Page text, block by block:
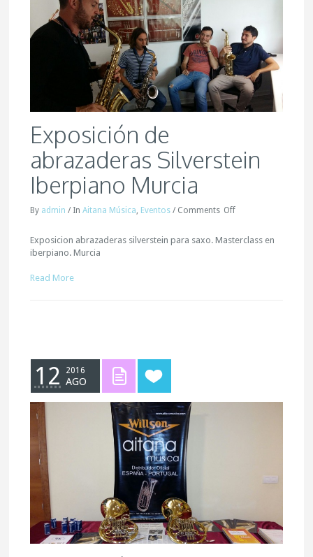
Exposición de
abrazaderas Silverstein
Iberpiano Murcia
By admin / InAitana Música, Eventos / Comments Off
Exposicion abrazaderas silverstein para saxo. Masterclass en
iberpiano. Murcia
Read More
12 2016
AGO